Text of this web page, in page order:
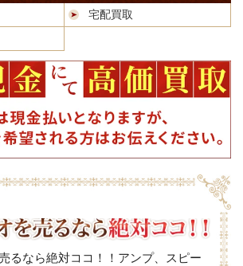
宅配買取
るなら絶対ココ！！アンプ、スピー